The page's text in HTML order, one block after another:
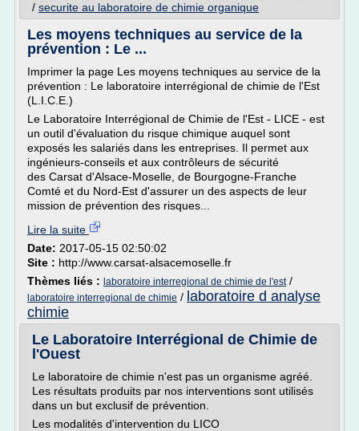
/ securite au laboratoire de chimie organique
Les moyens techniques au service de la
prévention : Le ...
Imprimer la page Les moyens techniques au service de la
prévention : Le laboratoire interrégional de chimie de l'Est
(L.I.C.E.)
Le Laboratoire Interrégional de Chimie de l'Est - LICE - est
un outil d'évaluation du risque chimique auquel sont
exposés les salariés dans les entreprises. Il permet aux
ingénieurs-conseils et aux contrôleurs de sécurité
des Carsat d'Alsace-Moselle, de Bourgogne-Franche
Comté et du Nord-Est d'assurer un des aspects de leur
mission de prévention des risques...
Lire la suite
Date: 2017-05-15 02:50:02
Site : http://www.carsat-alsacemoselle.fr
Thèmes liés : laboratoire interregional de chimie de l'est/
laboratoire interregional de chimie / laboratoire d analyse
chimie
Le Laboratoire Interrégional de Chimie de
l'Ouest
Le laboratoire de chimie n'est pas un organisme agréé.
Les résultats produits par nos interventions sont utilisés
dans un but exclusif de prévention.
Les modalités d'intervention du LICO